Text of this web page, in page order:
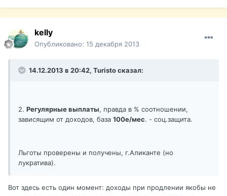
kelly
Опубликовано: 15 декабря 2013
14.12.2013 в 20:42, Turisto сказал:
2. Регулярные выплаты, правда в % соотношении,
зависящим от доходов, база 100е/мес. - соц.защита.
Льготы проверены и получены, г.Аликанте (но
лукратива).
Вот здесь есть один момент: доходы при продлении якобы не